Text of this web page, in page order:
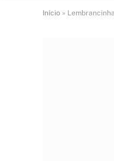
Início »